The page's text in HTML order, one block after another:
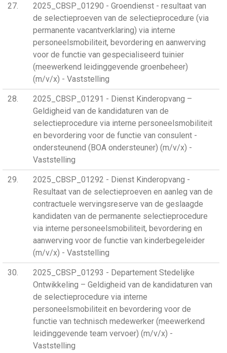
27
2025_CBSP_01290 - Groendienst - resultaat van
de selectieproeven van de selectieprocedure (via
permanente vacantverklaring) via interne
personeelsmobiliteit, bevordering en aanwerving
voor de functie van gespecialiseerd tuinier
(meewerkend leidinggevende groenbeheer)
(m/v/x) - Vaststelling
28
2025_CBSP_01291 - Dienst Kinderopvang –
Geldigheid van de kandidaturen van de
selectieprocedure via interne personeelsmobiliteit
en bevordering voor de functie van consulent -
ondersteunend (BOA ondersteuner) (m/v/x) -
Vaststelling
29
2025_CBSP_01292 - Dienst Kinderopvang -
Resultaat van de selectieproeven en aanleg van de
contractuele wervingsreserve van de geslaagde
kandidaten van de permanente selectieprocedure
via interne personeelsmobiliteit, bevordering en
aanwerving voor de functie van kinderbegeleider
(m/v/x) - Vaststelling
30
2025_CBSP_01293 - Departement Stedelijke
Ontwikkeling – Geldigheid van de kandidaturen van
de selectieprocedure via interne
personeelsmobiliteit en bevordering voor de
functie van technisch medewerker (meewerkend
leidinggevende team vervoer) (m/v/x) -
Vaststelling